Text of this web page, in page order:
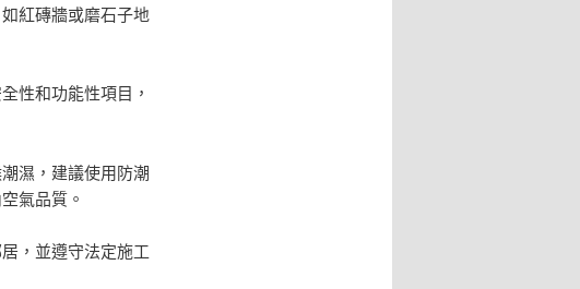
紅磚牆或磨石子地
性和功能性項目，
濕，建議使用防潮
氣品質。
，並遵守法定施工